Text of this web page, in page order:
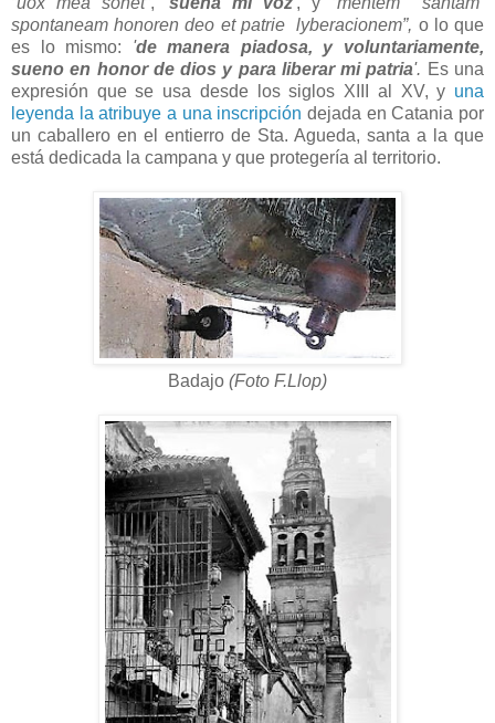
spontaneam honoren deo et patrie lyberacionem”, o lo que
es lo mismo: 'de manera piadosa, y voluntariamente,
sueno en honor de dios y para liberar mi patria'. Es una
expresión que se usa desde los siglos XIII al XV, y una
leyenda la atribuye a una inscripción dejada en Catania por
un caballero en el entierro de Sta. Agueda, santa a la que
está dedicada la campana y que protegería al territorio.
Badajo (Foto F.Llop)